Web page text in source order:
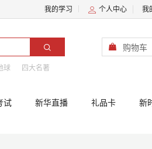
我的学习 个人中心 我
球 四大名著
购物车
试 新华直播 礼品卡 新